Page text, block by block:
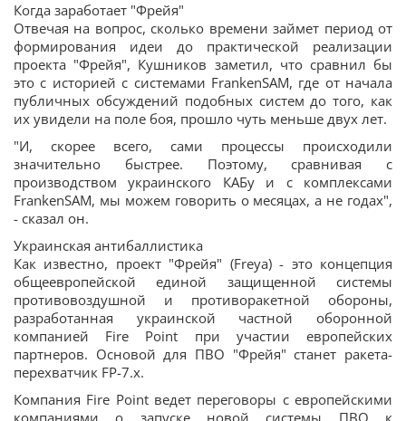
Когда заработает "Фрейя"
Отвечая на вопрос, сколько времени займет период от
формирования идеи до практической реализации
проекта "Фрейя", Кушников заметил, что сравнил бы
это с историей с системами FrankenSAM, где от начала
публичных обсуждений подобных систем до того, как
их увидели на поле боя, прошло чуть меньше двух лет.
"И, скорее всего, сами процессы происходили
значительно быстрее. Поэтому, сравнивая с
производством украинского КАБу и с комплексами
FrankenSAM, мы можем говорить о месяцах, а не годах",
- сказал он.
Украинская антибаллистика
Как известно, проект "Фрейя" (Freya) - это концепция
общеевропейской единой защищенной системы
противовоздушной и противоракетной обороны,
разработанная украинской частной оборонной
компанией Fire Point при участии европейских
партнеров. Основой для ПВО "Фрейя" станет ракета-
перехватчик FP-7.х.
Компания Fire Point ведет переговоры с европейскими
компаниями о запуске новой системы ПВО к